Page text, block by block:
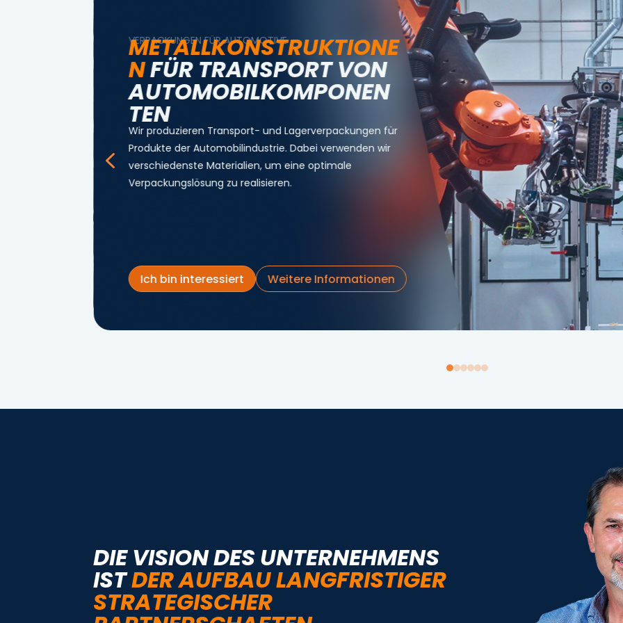
VERPACKUNGEN FÜR AUTOMOTIVE
METALLKONSTRUKTIONE
NFÜR TRANSPORT VON
AUTOMOBILKOMPONEN
TEN
Wir produzieren Transport- und Lagerverpackungen für
Produkte der Automobilindustrie. Dabei verwenden wir
verschiedenste Materialien, um eine optimale
Verpackungslösung zu realisieren.
Ich bin interessiert Weitere Informationen
4
DIE VISION DES UNTERNEHMENS
ISTDER AUFBAU LANGFRISTIGER
STRATEGISCHER